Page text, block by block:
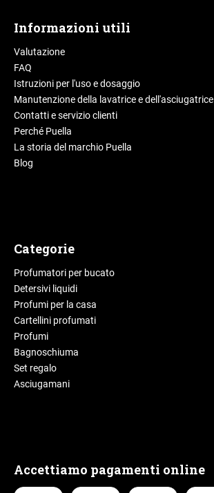
Informazioni utili
Valutazione
FAQ
Istruzioni per l'uso e dosaggio
Manutenzione della lavatrice e dell'asciugatrice
Contatti e servizio clienti
Perché Puella
La storia del marchio Puella
Blog
Categorie
Profumatori per bucato
Detersivi liquidi
Profumi per la casa
Cartellini profumati
Profumi
Bagnoschiuma
Set regalo
Asciugamani
Accettiamo pagamenti online